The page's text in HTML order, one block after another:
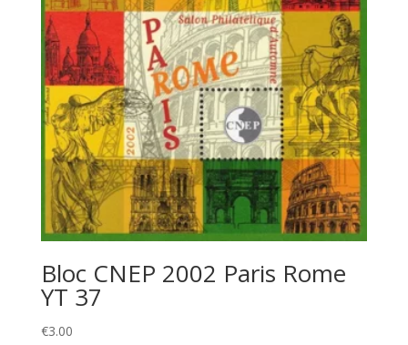
Bloc CNEP 2002 Paris Rome
YT 37
€3.00